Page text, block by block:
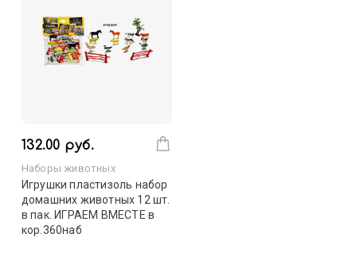
132.00 руб.
Наборы животных
Игрушки пластизоль набор
домашних животных 12 шт.
в пак. ИГРАЕМ ВМЕСТЕ в
кор.360наб